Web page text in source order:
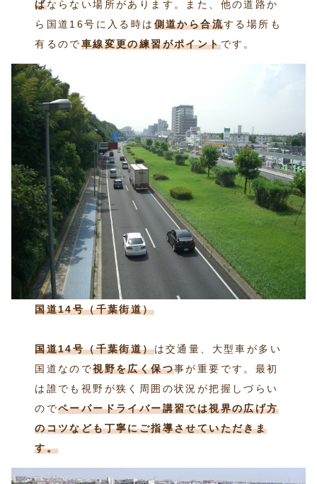
ばならない場所があります。また、他の道路か
ら国道16号に入る時は 側道から合流する場所も
有るので車線変更の練習がポイントです。
国道14号（千葉街道）
国道14号（千葉街道）は交通量、大型車が多い
国道なので視野を広く保つ事が重要です。最初
は誰でも視野が狭く周囲の状況が把握しづらい
のでペーパードライバー講習では視界の広げ方
のコツなども丁寧にご指導させていただきま
す。